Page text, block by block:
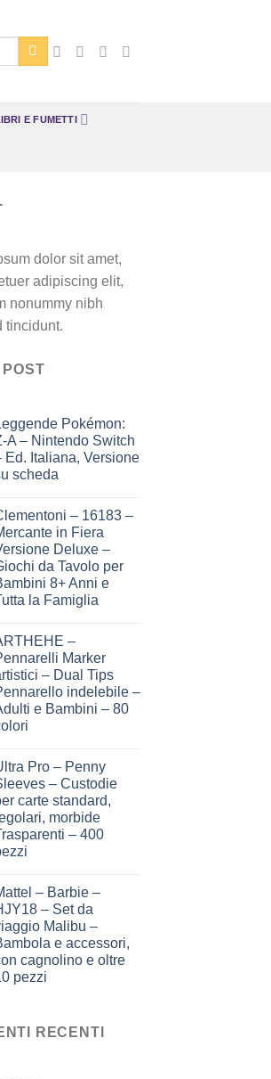
E FUMETTI
dolor sit amet,
adipiscing elit,
nonummy nibh
tincidunt.
POST
Pokémon:
A – Nintendo Switch
Ed. Italiana, Versione
scheda
– 16183 –
in Fiera
Deluxe –
da Tavolo per
8+ Anni e
la Famiglia
–
Marker
– Dual Tips
indelebile –
e Bambini – 80
Pro – Penny
– Custodie
carte standard,
morbide
– 400
– Barbie –
– Set da
Malibu –
e accessori,
cagnolino e oltre
pezzi
RECENTI